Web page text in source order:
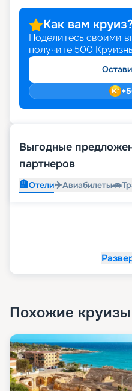
Как вам
Поделитесь своими
получите 500
+
Выгодные
партнеров
🏨Отели✈️Авиабилеты🚗
Похожие круизы